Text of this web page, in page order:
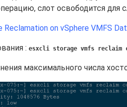
слот освободится для
Reclamation on vSphere VMFS
: esxcli storage vmfs reclaim
максимального числа